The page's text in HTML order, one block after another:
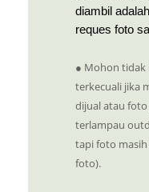
diambil
reques foto
● Mohon
terkecuali jika
dijual atau
terlampau
tapi foto
foto).